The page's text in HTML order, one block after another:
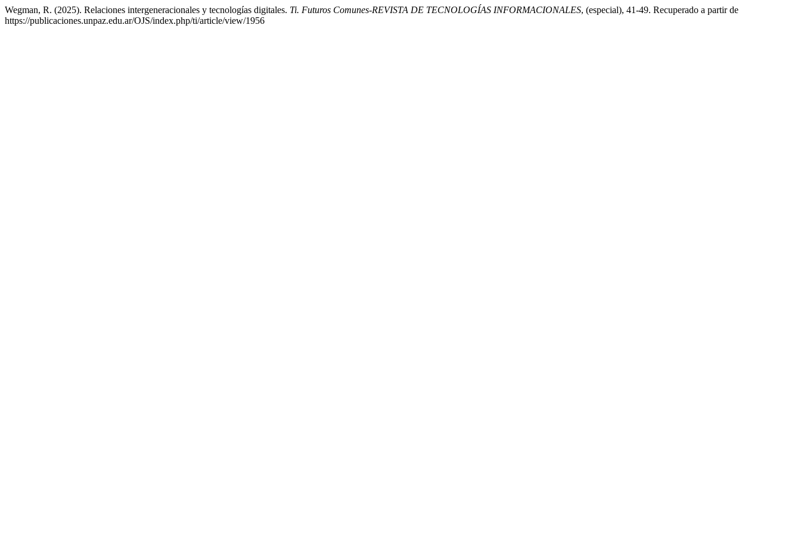
Wegman, R. (2025). Relaciones intergeneracionales y tecnologías digitales. Ti. Futuros Comunes-REVISTA DE TECNOLOGÍAS INFORMACIONALES, (especial), 41-49. Recuperado a partir de
https://publicaciones.unpaz.edu.ar/OJS/index.php/ti/article/view/1956